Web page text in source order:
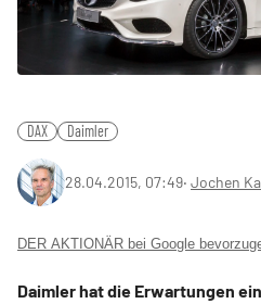
DAX Daimler
28.04.2015, 07:49‧ Jochen
DER AKTIONÄR bei Google
Daimler hat die Erwartungen